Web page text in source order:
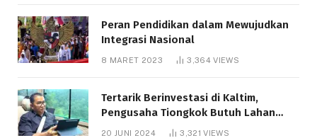
Peran Pendidikan dalam Mewujudkan
Integrasi Nasional
8 MARET 2023 3,364VIEWS
Tertarik Berinvestasi di Kaltim,
Pengusaha Tiongkok Butuh Lahan
1.000 Hektare
20 JUNI 2024 3,321VIEWS